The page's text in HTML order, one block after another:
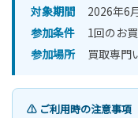
対象期間
2026年6
参加条件
1回のお
参加場所
買取専門
⚠️ ご利用時の注意事項